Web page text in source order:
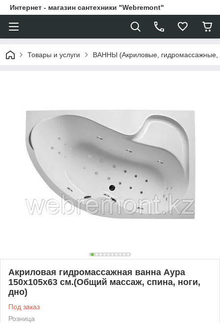
Интернет - магазин сантехники "Webremont"
Товары и услуги ВАННЫ (Акриловые,
Акриловая гидромассажная ванна Аура
150х105х63 см.(Общий массаж, спина, ноги,
дно)
Под заказ
Розница